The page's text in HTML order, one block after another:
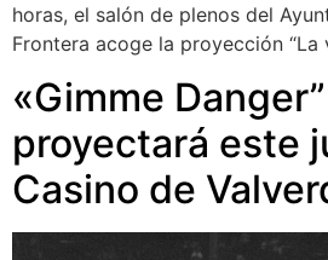
horas, el salón de plenos del
Frontera acoge la proyección “La
«Gimme
proyectará este
Casino de